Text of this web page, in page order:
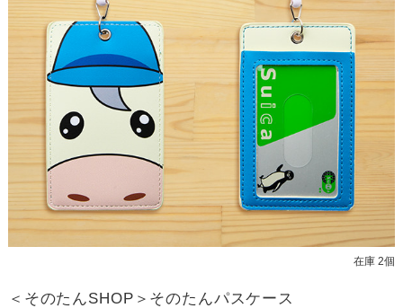
在庫 2個
＜そのたんSHOP＞そのたんパスケース